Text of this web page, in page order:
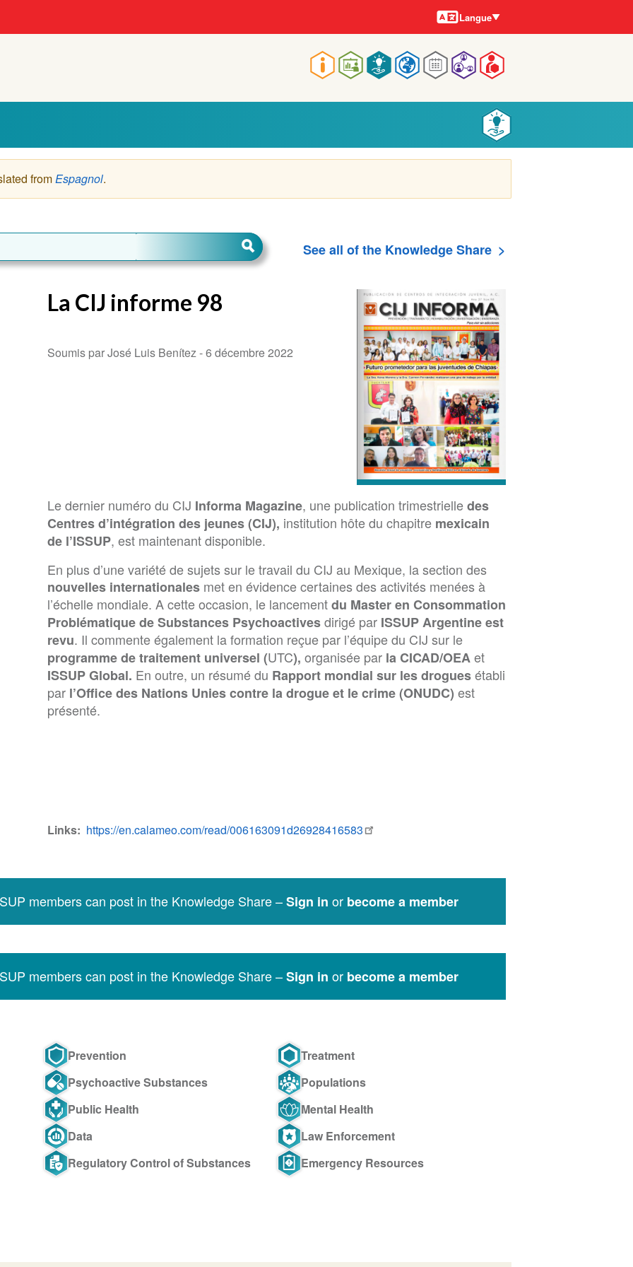
Main
navigation
Langues
Langue
from Espagnol.
See all of the Knowledge Share
La CIJ informe 98
Soumis par José Luis Benítez -6 décembre 2022
Le dernier numéro du CIJ Informa Magazine, une publication trimestrielledes
Centres d’intégration des jeunes (CIJ), institution hôte du chapitre mexicain
de l’ISSUP, est maintenant disponible.
En plus d’une variété de sujets sur le travail du CIJ au Mexique, la section des
nouvelles internationales met en évidence certaines des activités menées à
l’échelle mondiale. A cette occasion, le lancementdu Master en Consommation
Problématique de Substances Psychoactivesdirigé par ISSUP Argentine est
revu. Il commente également la formation reçue par l’équipe du CIJ sur le
programme de traitement universel (UTC), organisée par la CICAD/OEAet
ISSUP Global. En outre, un résumé du Rapport mondial sur les droguesétabli
parl’Office des Nations Unies contre la drogue et le crime (ONUDC) est
présenté.
Links https://en.calameo.com/read/006163091d26928416583
members can post in the Knowledge Share –Sign in or become a member
members can post in the Knowledge Share –Sign in or become a member
Prevention
Treatment
Psychoactive Substances
Populations
Public Health
Mental Health
Data
Law Enforcement
Regulatory Control of Substances
Emergency Resources